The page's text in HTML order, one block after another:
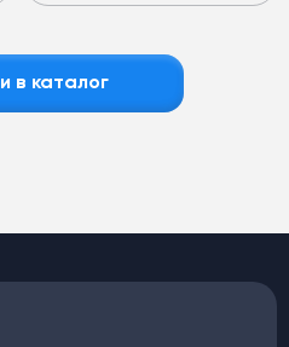
в каталог
запас мощности.